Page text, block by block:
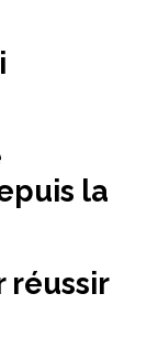
la
réussir